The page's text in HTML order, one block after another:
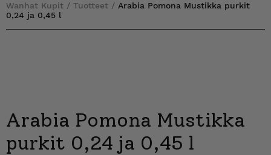
Wanhat Kupit / Tuotteet / Arabia Pomona Mustikka purkit
0,24 ja 0,45 l
Arabia Pomona Mustikka
purkit 0,24 ja 0,45 l